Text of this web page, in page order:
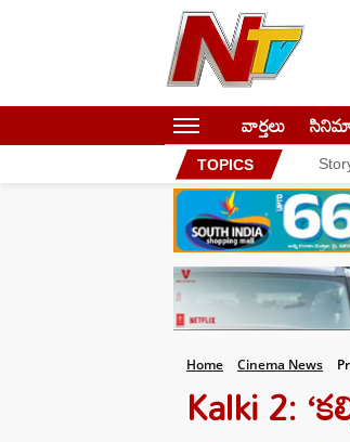
వార్తలు
TOPICS
Home Cinema News
Kalki 2: